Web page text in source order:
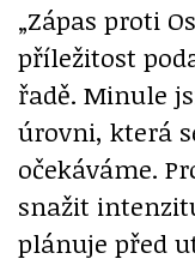
„Zápas proti
příležitost
řadě. Minule
úrovni, která
očekáváme.
snažit
plánuje před